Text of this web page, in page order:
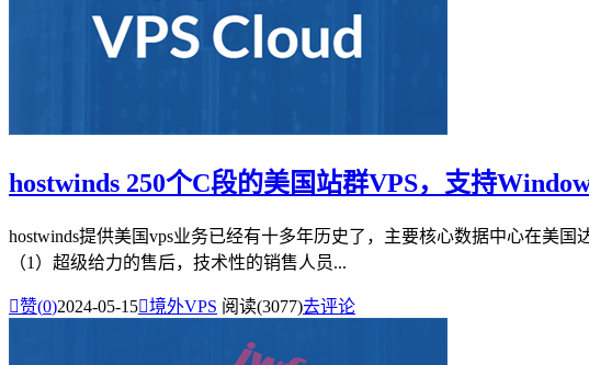
hostwinds 250个C段的美国站群VPS，支持
hostwinds提供美国vps业务已经有十多年历史了，主要核心数据中心在美
（1）超级给力的售后，技术性的销售人员...
赞(0)2024-05-15境外VPS 阅读(3077)去评论